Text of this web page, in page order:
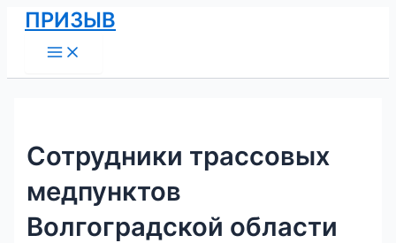
Перейти
содержимому
ПРИЗЫВ
Menu
Сотрудники трассовых
медпунктов
Волгоградской области
Навигация
по
записям